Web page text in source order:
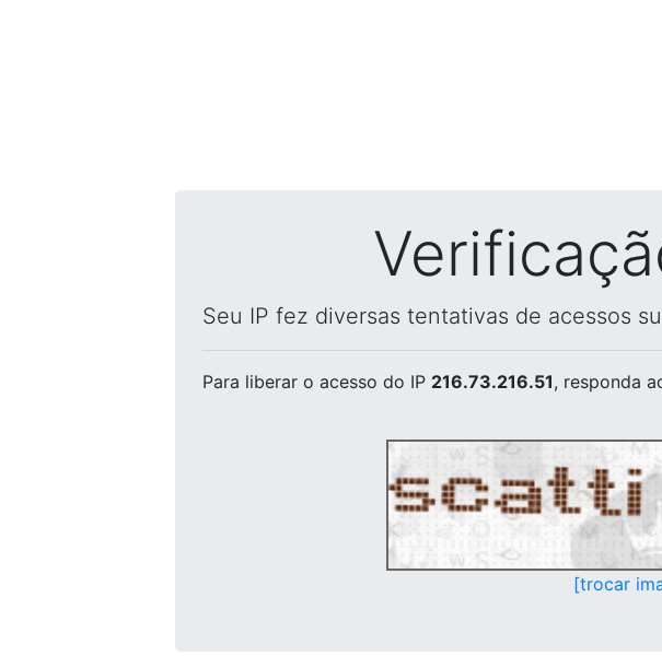
Seu IP fez diversas tentativas de acessos
Para liberar o acesso do IP 216.73.216.51, responda
[trocar